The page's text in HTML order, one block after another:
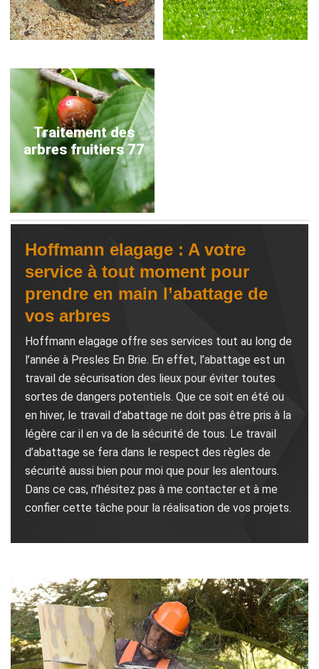
Traitement des
arbres fruitiers 77
Hoffmann elagage : A votre
service à tout moment pour
prendre en main l’abattage de
vos arbres
Hoffmann elagage offre ses services tout au long de
l’année à Presles En Brie. En effet, l’abattage est un
travail de sécurisation des lieux pour éviter toutes
sortes de dangers potentiels. Que ce soit en été ou
en hiver, le travail d’abattage ne doit pas être pris à la
légère car il en va de la sécurité de tous. Le travail
d’abattage se fera dans le respect des règles de
sécurité aussi bien pour moi que pour les alentours.
Dans ce cas, n’hésitez pas à me contacter et à me
confier cette tâche pour la réalisation de vos projets.